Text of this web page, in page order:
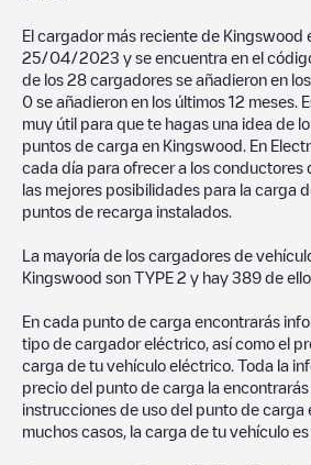
El cargador más reciente de Kingswood
25/04/2023 y se encuentra en el
de los 28 cargadores se añadieron en
0 se añadieron en los últimos 12 meses.
muy útil para que te hagas una idea de
puntos de carga en Kingswood . En
cada día para ofrecer a los conductores
las mejores posibilidades para la carga
puntos de recarga instalados.
La mayoría de los cargadores de
Kingswood son TYPE 2 y hay 389 de
En cada punto de carga encontrarás
tipo de cargador eléctrico, así como el
carga de tu vehículo eléctrico. Toda la
precio del punto de carga la
instrucciones de uso del punto de carga
muchos casos, la carga de tu vehículo